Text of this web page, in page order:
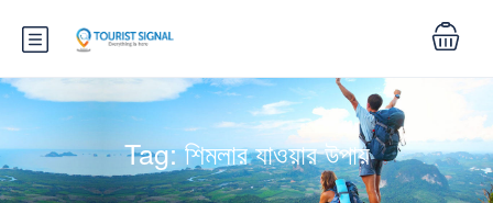
Tag:শিমলার যাওয়ার উপায়